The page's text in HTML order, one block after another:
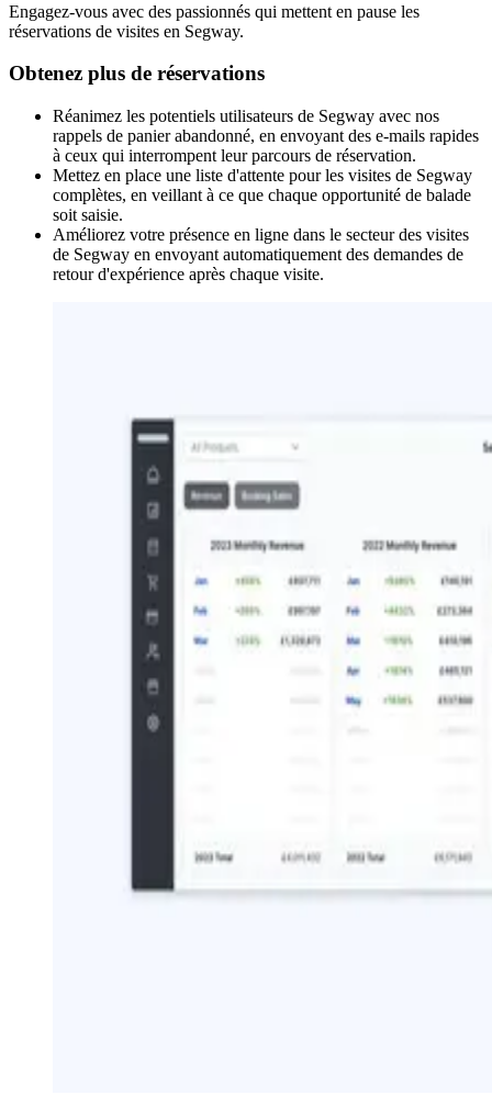
Engagez-vous avec des passionnés qui mettent en pause les
réservations de visites en Segway.
Obtenez plus de réservations
Réanimez les potentiels utilisateurs de Segway avec nos
rappels de panier abandonné, en envoyant des e-mails rapides
à ceux qui interrompent leur parcours de réservation.
Mettez en place une liste d'attente pour les visites de Segway
complètes, en veillant à ce que chaque opportunité de balade
soit saisie.
Améliorez votre présence en ligne dans le secteur des visites
de Segway en envoyant automatiquement des demandes de
retour d'expérience après chaque visite.